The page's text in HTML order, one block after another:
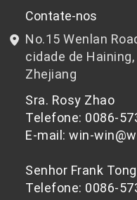
P&D
Notícias e Eventos
política de
Chips de PET de
Chips de PET não
Contate-nos
No.15 Wenlan
cidade de
Zhejiang
Sra. Rosy Zhao
Telefone: 0086-
E-mail: win-
Senhor Frank Tong
Telefone: 0086-